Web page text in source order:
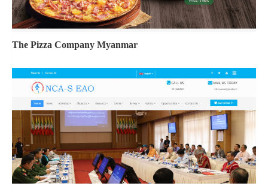
The Pizza Company Myanmar